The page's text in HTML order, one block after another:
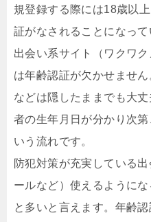
規登録する際には18歳以
証がなされることになって
出会い系サイト（ワクワ
は年齢認証が欠かせませ
などは隠したままでも大
者の生年月日が分かり次
いう流れです。
防犯対策が充実している
ールなど）使えるように
と多いと言えます。年齢